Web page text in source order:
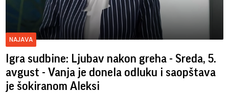
NAJAVA
Igra sudbine: Ljubav nakon greha - Sreda, 5.
avgust - Vanja je donela odluku i saopštava
je šokiranom Aleksi